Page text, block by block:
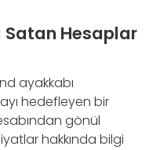
Hesaplar
ayakkabı
hedefleyen bir
gönül
hakkında bilgi